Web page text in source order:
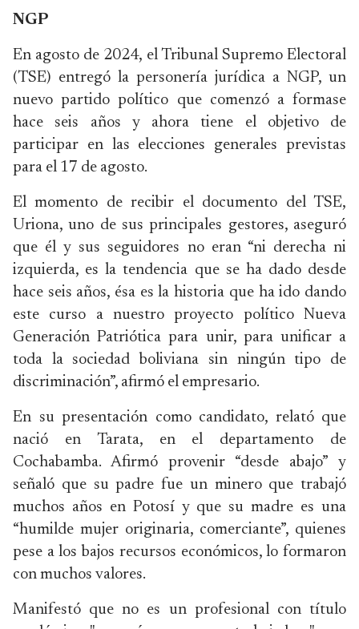
NGP
En agosto de 2024, el Tribunal Supremo Electoral
(TSE) entregó la personería jurídica a NGP, un
nuevo partido político que comenzó a formase
hace seis años y ahora tiene el objetivo de
participar en las elecciones generales previstas
para el 17 de agosto.
El momento de recibir el documento del TSE,
Uriona, uno de sus principales gestores, aseguró
que él y sus seguidores no eran “ni derecha ni
izquierda, es la tendencia que se ha dado desde
hace seis años, ésa es la historia que ha ido dando
este curso a nuestro proyecto político Nueva
Generación Patriótica para unir, para unificar a
toda la sociedad boliviana sin ningún tipo de
discriminación”, afirmó el empresario.
En su presentación como candidato, relató que
nació en Tarata, en el departamento de
Cochabamba. Afirmó provenir “desde abajo” y
señaló que su padre fue un minero que trabajó
muchos años en Potosí y que su madre es una
“humilde mujer originaria, comerciante”, quienes
pese a los bajos recursos económicos, lo formaron
con muchos valores.
Manifestó que no es un profesional con título